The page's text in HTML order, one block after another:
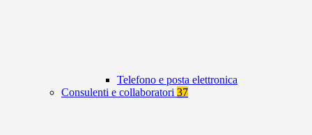
Telefono e posta elettronica
Consulenti e collaboratori 37